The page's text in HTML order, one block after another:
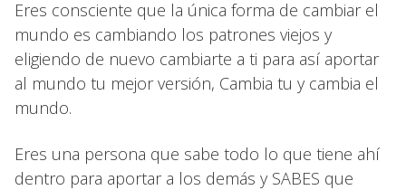
Eres consciente que la única forma de cambiar el
mundo es cambiando los patrones viejos y
eligiendo de nuevo cambiarte a ti para así aportar
al mundo tu mejor versión, Cambia tu y cambia el
mundo.
Eres una persona que sabe todo lo que tiene ahí
dentro para aportar a los demás y SABES que